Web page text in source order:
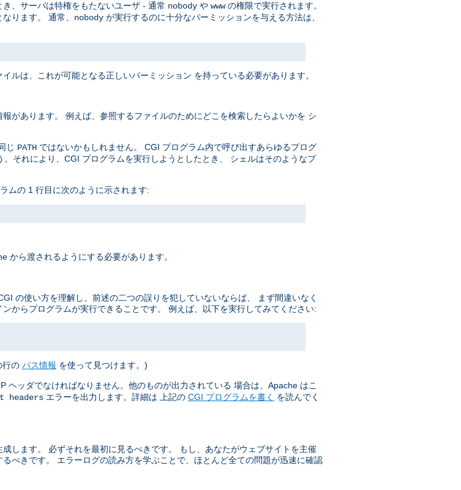
、サーバは特権をもたないユーザ - 通常 nobody や wwwの権限で実行されます。
ります。 通常、 nobody が実行するのに十分なパーミッションを与える方法は、
ルは、これが可能となる正しいパーミッション を持っている必要があります。
があります。 例えば、参照するファイルのためにどこを検索したらよいかを シ
じ PATH ではないかもしれません。 CGI プログラム内で呼び出すあらゆるプログ
それにより、CGI プログラムを実行しようとしたとき、 シェルはそのようなプ
ムの 1 行目に次のように示されます:
から渡されるようにする必要があります。
の使い方を理解し、前述の二つの誤りを犯していないならば、 まず間違いなく
からプログラムが実行できることです。 例えば、以下を実行してみてください:
行の パス情報 を使って見つけます。)
ヘッダでなければなりません。他のものが出力されている 場合は、Apache はこ
headers エラーを出力します。詳細は 上記の CGI プログラムを書く
を読んでく
します。 必ずそれを最初に見るべきです。 もし、あなたがウェブサイトを主催
べきです。 エラーログの読み方を学ぶことで、ほとんど全ての問題が迅速に確認